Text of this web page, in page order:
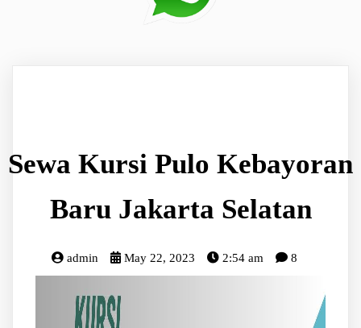
Sewa Kursi Pulo Kebayoran
Baru Jakarta Selatan
admin May 22, 2023 2:54 am 8